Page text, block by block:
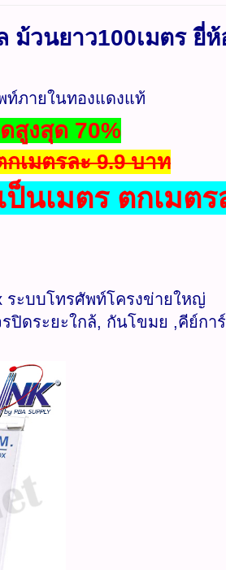
วนยาว100เมตร ยี่ห้
ท์ภายในทองแดงแท้
สูงสุด 70%
เมตรละ 9.9 บาท
นเมตร ตกเมตร
ระบบโทรศัพท์โครงข่ายใหญ่
ปิดระยะใกล้, กันโขมย ,คีย์กา